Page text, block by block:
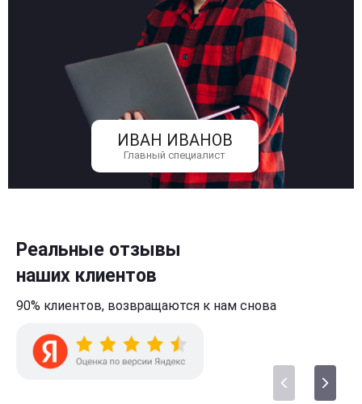
ИВАН ИВАНОВ
Главный специалист
Реальные отзывы
наших клиентов
90% клиентов, возвращаются к нам снова